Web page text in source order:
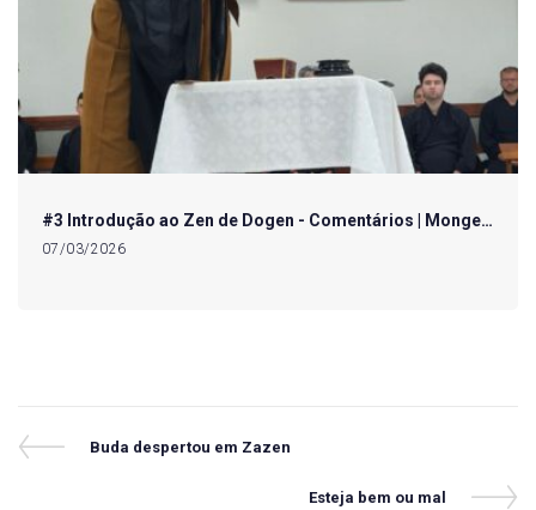
#3 Introdução ao Zen de Dogen - Comentários | Monge…
07/03/2026
Navegação
Previous
Buda despertou em Zazen
Next
Esteja bem ou mal